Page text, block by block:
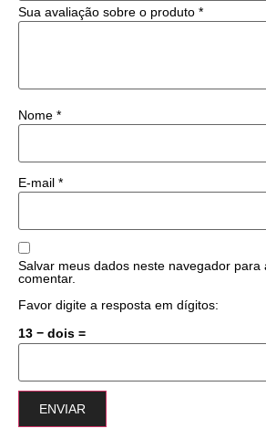
Sua avaliação sobre o produto *
Nome *
E-mail *
Salvar meus dados neste navegador para
comentar.
Favor digite a resposta em dígitos:
13 − dois =